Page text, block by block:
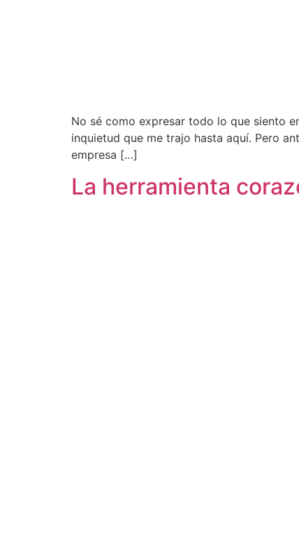
No sé como expresar todo lo que siento
inquietud que me trajo hasta aquí. Pero
empresa […]
La herramienta